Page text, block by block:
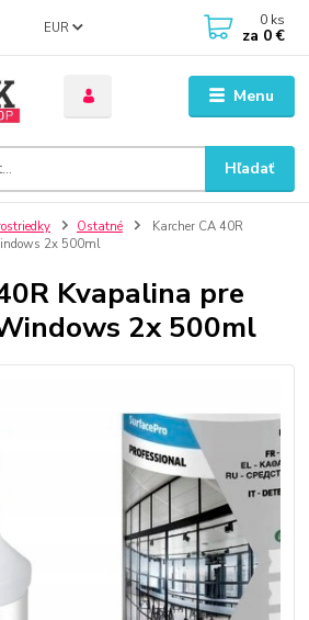
Menu
EUR
Hľadať
0 ks
za 0 €
Ostatné
Karcher CA 40R
2x 500ml
Kvapalina pre
2x 500ml